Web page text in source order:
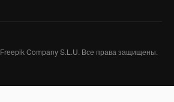
Freepik Company S.L.U. Все права защищены.